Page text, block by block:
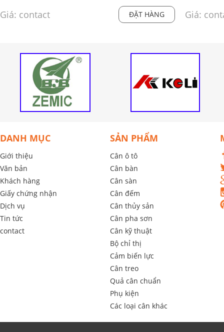
Giá: contact
ĐẶT HÀNG
Giá:
DANH MỤC
Giới thiệu
Văn bản
Khách hàng
Giấy chứng nhận
Dịch vụ
Tin tức
contact
SẢN PHẨM
Cân ô tô
Cân bàn
Cân sàn
Cân đếm
Cân thủy sản
Cân pha sơn
Cân kỹ thuật
Bộ chỉ thị
Cảm biến lực
Cân treo
Quả cân chuẩn
Phụ kiện
Các loại cân khác